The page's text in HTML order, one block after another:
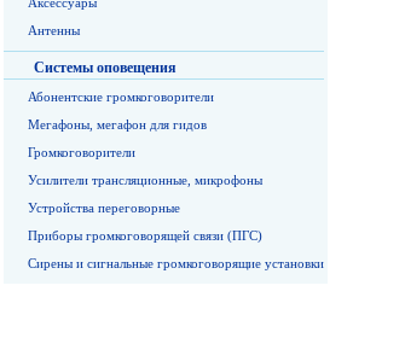
Антенны
Системы оповещения
Абонентские громкоговорители
Мегафоны, мегафон для гидов
Громкоговорители
Усилители трансляционные, микрофоны
Устройства переговорные
Приборы громкоговорящей связи (ПГС)
Сирены и сигнальные громкоговорящие установки